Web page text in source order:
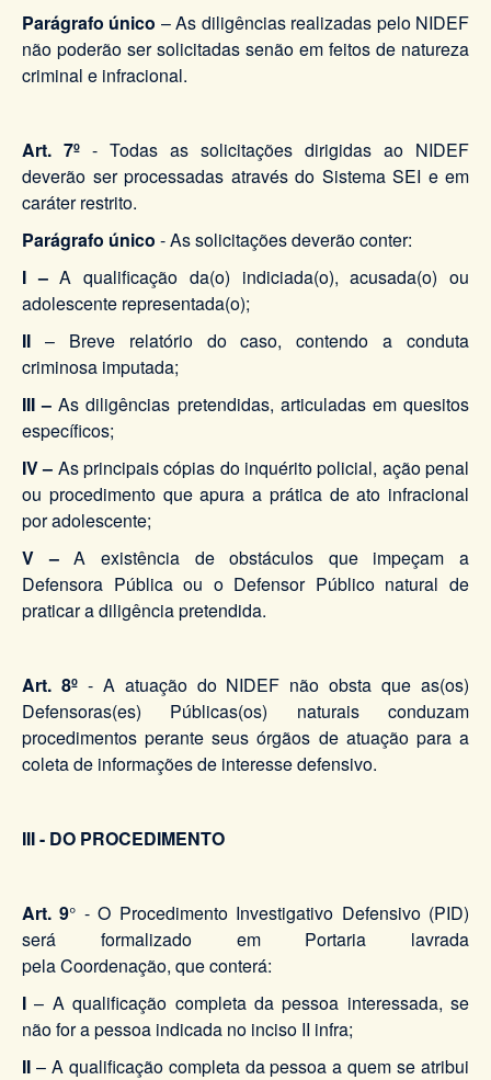
Parágrafo único – As diligências realizadas pelo NIDEF
não poderão ser solicitadas senão em feitos de natureza
criminal e infracional.
Art. 7º - Todas as solicitações dirigidas ao NIDEF
deverão ser processadas através do Sistema SEI e em
caráter restrito.
Parágrafo único - As solicitações deverão conter:
I –A qualificação da(o) indiciada(o), acusada(o) ou
adolescente representada(o);
II – Breve relatório do caso, contendo a conduta
criminosa imputada;
III – As diligências pretendidas, articuladas em quesitos
específicos;
IV – As principais cópias do inquérito policial, ação penal
ou procedimento que apura a prática de ato infracional
por adolescente;
V –A existência de obstáculos que impeçam a
Defensora Pública ou o Defensor Público natural de
praticar a diligência pretendida.
Art. 8º - A atuação do NIDEF não obsta que as(os)
Defensoras(es) Públicas(os) naturais conduzam
procedimentos perante seus órgãos de atuação para a
coleta de informações de interesse defensivo.
III - DO PROCEDIMENTO
Art. 9° - O Procedimento Investigativo Defensivo (PID)
será formalizado em Portaria lavrada
pela Coordenação, que conterá:
I – A qualificação completa da pessoa interessada, se
não for a pessoa indicada no inciso II infra;
II – A qualificação completa da pessoa a quem se atribui